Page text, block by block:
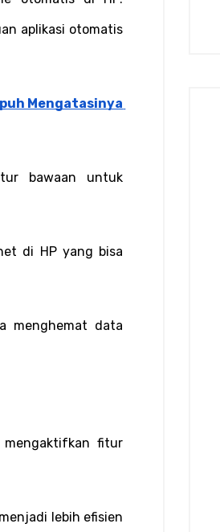
aplikasi otomatis
Mengatasinya
bawaan untuk
di HP yang bisa
menghemat data
fitur
lebih efisien